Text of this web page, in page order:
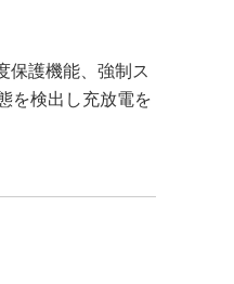
保護機能、強制ス
を検出し充放電を